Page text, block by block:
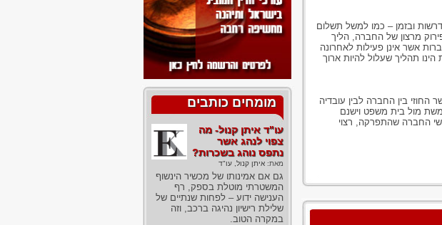
ובזמן – כמו למשל תשלום
מרצון של החברה, הליך
אשר אינן פעילות לאחרונה
תהליך שעלול להיות ארוך
בין החברה לבין עובדיה
מול בית משפט וישנם
החברה שהתפרקה, רצוי
מומחים כותבים
עו"ד איתן קנול- מה
צפוי לנהג אשר
נתפס נוהג בשכרות?
מאת: איתן קנול, עו"ד
גם אם אמינותו של מכשיר הינשוף
המשטרתי מוטלת בספק, רף
הענישה ידוע – לפחות שנתיים של
שלילת רישיון נהיגה ברכב, וזה
במקרה הטוב.